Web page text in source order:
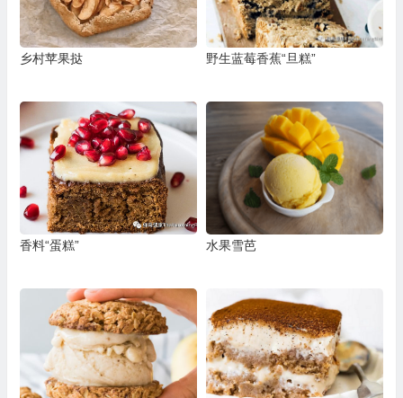
乡村苹果挞 野生蓝莓香蕉“旦糕”
香料“蛋糕” 水果雪芭